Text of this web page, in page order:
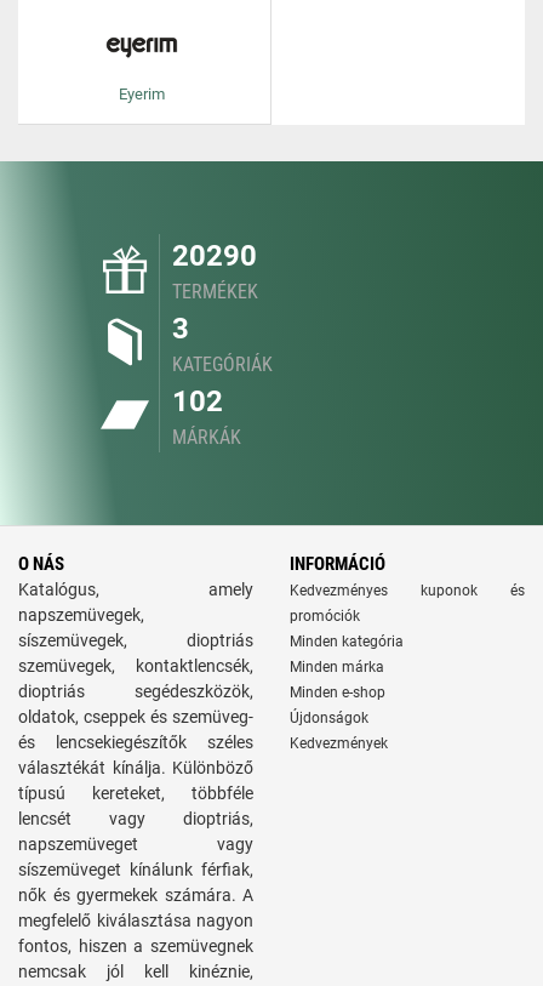
Eyerim
20290
TERMÉKEK
3
KATEGÓRIÁK
102
MÁRKÁK
O NÁS
Katalógus, amely
napszemüvegek,
síszemüvegek, dioptriás
szemüvegek, kontaktlencsék,
dioptriás segédeszközök,
oldatok, cseppek és szemüveg-
és lencsekiegészítők széles
választékát kínálja. Különböző
típusú kereteket, többféle
lencsét vagy dioptriás,
napszemüveget vagy
síszemüveget kínálunk férfiak,
nők és gyermekek számára. A
megfelelő kiválasztása nagyon
fontos, hiszen a szemüvegnek
nemcsak jól kell kinéznie,
INFORMÁCIÓ
Kedvezményes kuponok és
promóciók
Minden kategória
Minden márka
Minden e-shop
Újdonságok
Kedvezmények